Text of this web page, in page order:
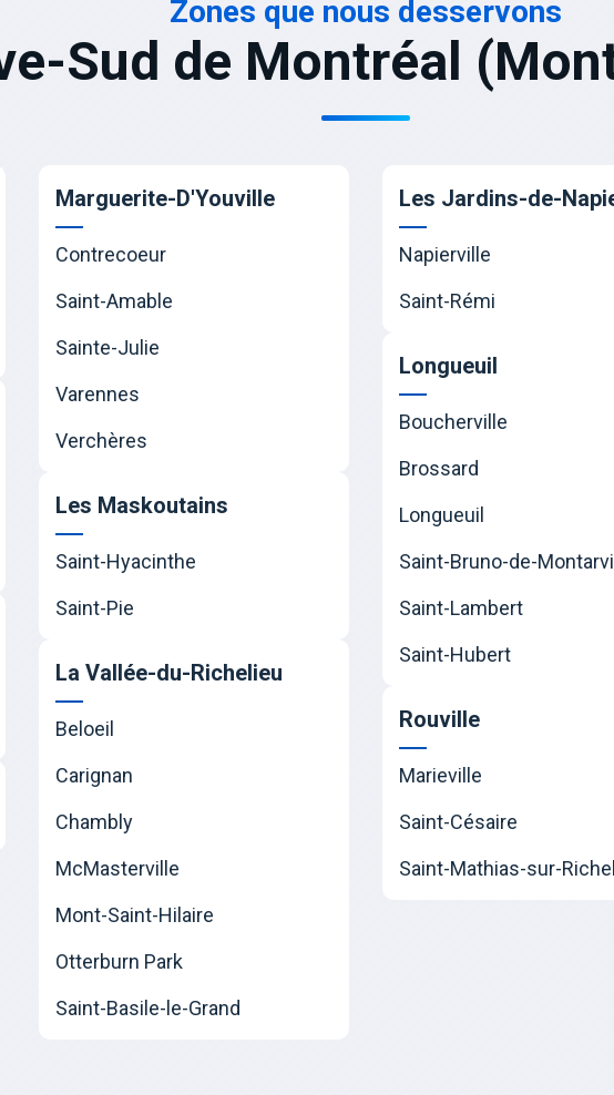
Zones que nous desservons
Sud de Montréal
Marguerite-D'Youville
Contrecoeur
Saint-Amable
Sainte-Julie
Varennes
Verchères
Les Maskoutains
Saint-Hyacinthe
Saint-Pie
La Vallée-du-Richelieu
Beloeil
Carignan
Chambly
McMasterville
Mont-Saint-Hilaire
Otterburn Park
Saint-Basile-le-Grand
Les Jardins-de-
Napierville
Saint-Rémi
Longueuil
Boucherville
Brossard
Longueuil
Saint-Bruno-de-
Saint-Lambert
Saint-Hubert
Rouville
Marieville
Saint-Césaire
Saint-Mathias-sur-